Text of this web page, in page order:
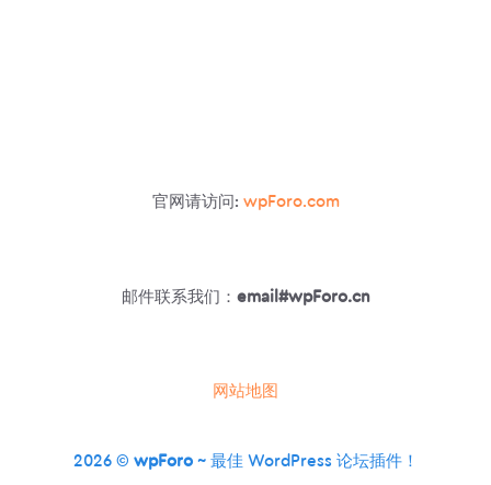
官网请访问: wpForo.com
邮件联系我们： email#wpForo.cn
网站地图
2026 © wpForo~ 最佳 WordPress 论坛插件！